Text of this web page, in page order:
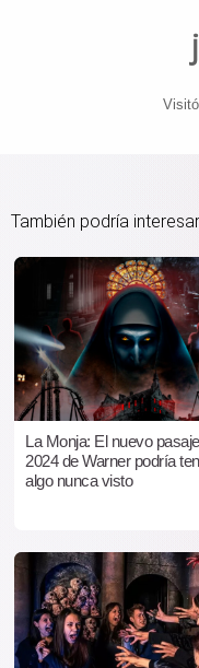
También podría
La Monja: El nuevo pasaje
2024 de Warner podría
algo nunca visto